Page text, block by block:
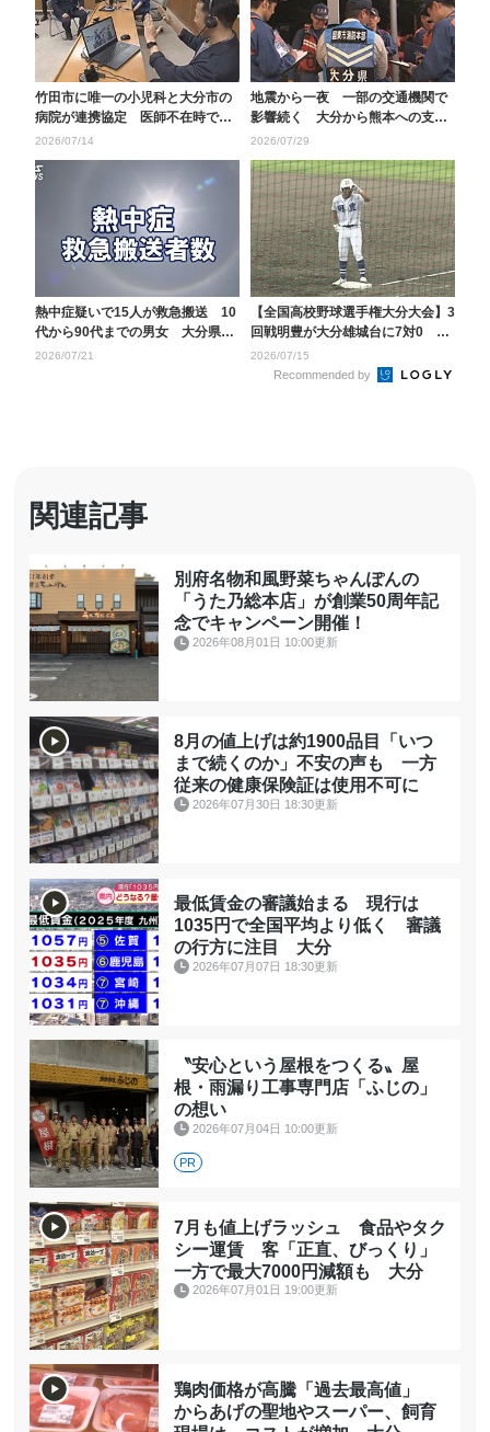
竹田市に唯一の小児科と大分市の
病院が連携協定 医師不在時でも
オンライン診療が可能...
2026/07/14
地震から一夜 一部の交通機関で
影響続く 大分から熊本への支援
の動き加速【令和8年...
2026/07/29
熱中症疑いで15人が救急搬送 10
代から90代までの男女 大分県内
7地点で猛暑日
2026/07/21
【全国高校野球選手権大分大会】3
回戦明豊が大分雄城台に7対0 大
分上野丘は竹田に...
2026/07/15
Recommended by
関連記事
別府名物和風野菜ちゃんぽんの
「うた乃総本店」が創業50周年記
念でキャンペーン開催！
2026年08月01日 10:00更新
8月の値上げは約1900品目「いつ
まで続くのか」不安の声も 一方
従来の健康保険証は使用不可に
2026年07月30日 18:30更新
最低賃金の審議始まる 現行は
1035円で全国平均より低く 審議
の行方に注目 大分
2026年07月07日 18:30更新
〝安心という屋根をつくる〟屋
根・雨漏り工事専門店「ふじの」
の想い
2026年07月04日 10:00更新
PR
7月も値上げラッシュ 食品やタク
シー運賃 客「正直、びっくり」
一方で最大7000円減額も 大分
2026年07月01日 19:00更新
鶏肉価格が高騰「過去最高値」
からあげの聖地やスーパー、飼育